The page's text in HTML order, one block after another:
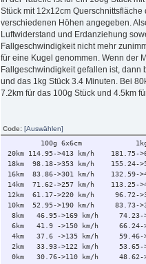
Stück mit 12x12cm
verschiedenen Höhen angegeben.
Luftwiderstand und Erdanziehung
Fallgeschwindigkeit nicht mehr
für eine Kugel genommen. Wenn der
Fallgeschwindigkeit gefallen ist, dann
und das 1kg Stück 3.4 Minuten. Bei
7.2km für das 100g Stück und 4.5km
Code: [Auswählen]
100g 6x6cm 1kg
20km 114.95->413 km/h 181.75-
18km 98.18->353 km/h 155.24-
16km 83.86->301 km/h 132.59-
14km 71.62->257 km/h 113.25-
12km 61.17->220 km/h 96.72-
10km 52.95->190 km/h 83.73-
8km 46.95->169 km/h 74.23-
6km 41.9 ->150 km/h 66.24-
4km 37.6 ->135 km/h 59.46-
2km 33.93->122 km/h 53.65-
0km 30.76->110 km/h 48.62-